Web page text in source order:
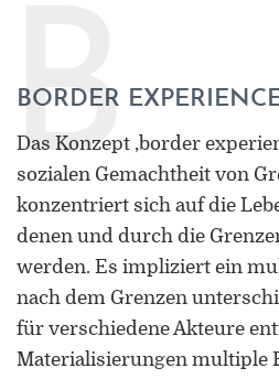
BORDER
B
Das Konzept ‚border
sozialen Gemachtheit von
konzentriert sich auf die
denen und durch die
werden. Es impliziert ein
nach dem Grenzen
für verschiedene Akteure
Materialisierungen multiple